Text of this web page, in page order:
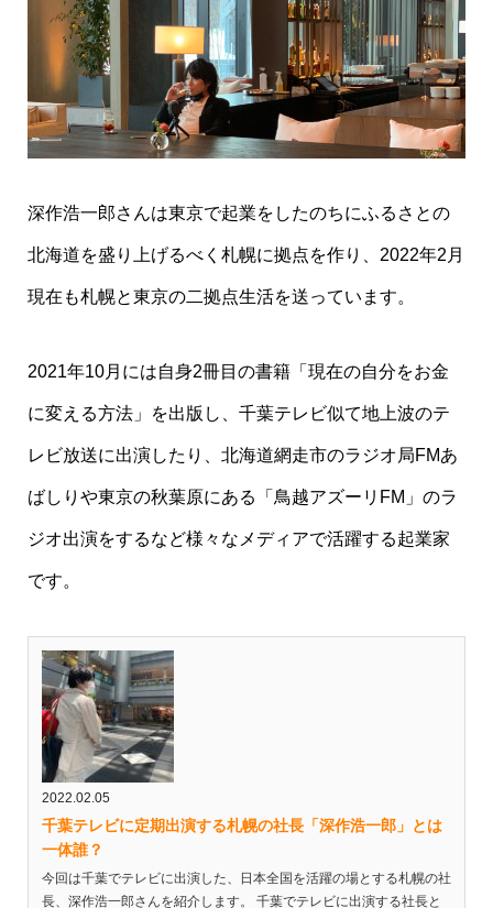
深作浩一郎さんは東京で起業をしたのちにふるさとの
北海道を盛り上げるべく札幌に拠点を作り、2022年2月
現在も札幌と東京の二拠点生活を送っています。
2021年10月には自身2冊目の書籍「現在の自分をお金
に変える方法」を出版し、千葉テレビ似て地上波のテ
レビ放送に出演したり、北海道網走市のラジオ局FMあ
ばしりや東京の秋葉原にある「鳥越アズーリFM」のラ
ジオ出演をするなど様々なメディアで活躍する起業家
です。
2022.02.05
千葉テレビに定期出演する札幌の社長「深作浩一郎」とは
一体誰？
今回は千葉でテレビに出演した、日本全国を活躍の場とする札幌の社
長、深作浩一郎さんを紹介します。 千葉でテレビに出演する社長と